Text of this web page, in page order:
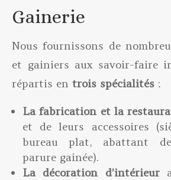
Gainerie
Nous fournissons de
et gainiers aux savoir-faire
répartis en trois spécialités :
La fabrication et la
et de leurs accessoires
bureau plat, abattant
parure gainée).
La décoration d’intérieur